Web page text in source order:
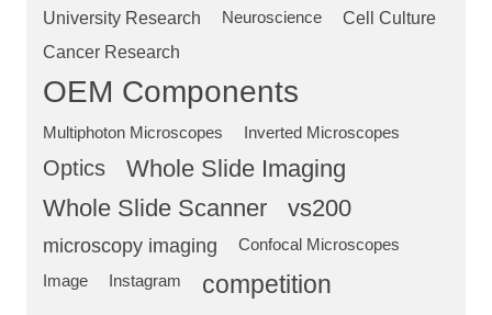
University Research Neuroscience
Cell Culture
Cancer Research
OEM Components
Multiphoton Microscopes Inverted Microscopes
Optics
Whole Slide Imaging
Whole Slide Scanner
vs200
microscopy imaging
Confocal Microscopes
Image
Instagram competition